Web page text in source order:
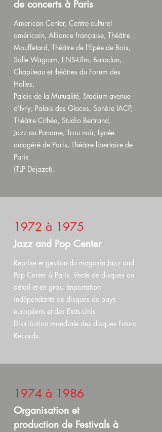
de concerts à Paris
American Center, Centre culturel
américain, Alliance française, Théâtre
Mouffetard, Théâtre de l'Epée de Bois,
Salle Wagram, ENS-Ulm, Bataclan,
Chapiteau et théâtres du Forum des
Halles,
Palais de la Mutualité, Stadium-avenue
d'Ivry, Palais des Glaces, Sphère IACP,
Théâtre Cithéa, Studio Bertrand,
Jazz au Paname, Trou noir, Lycée
autogéré de Paris, Théâtre libertaire de
Paris
(TLP Dejazet).
1972 à 1975
Jazz and Pop Center
Reprise et gestion du magasin Jazz and
Pop Center à Paris. Vente de disques au
détail et en gros. Importation
indépendante de disques de pays
européens et des Etats-Unis
Distribution mondiale des disques Futura
Records.
1974 à 1986
Organisation et
production de Festivals à